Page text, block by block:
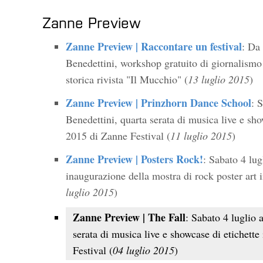
Zanne Preview
Zanne Preview | Raccontare un festival:
Benedettini, workshop gratuito di
storica rivista "Il Mucchio" (13 luglio 2015)
Zanne Preview | Prinzhorn Dance School:
Benedettini, quarta serata di musica live e
2015 di Zanne Festival (11 luglio 2015)
Zanne Preview | Posters Rock!: Sabato 4
inaugurazione della mostra di rock poster
luglio 2015)
Zanne Preview | The Fall: Sabato 4 luglio
serata di musica live e showcase di
Festival (04 luglio 2015)